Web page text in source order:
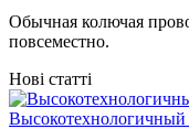
Обычная колючая
повсеместно.
Нові статті
Высокотехнологичный